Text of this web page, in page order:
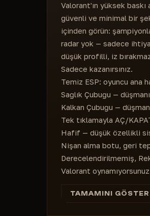
Valorant'ın yüksek
güvenli ve minimal bir
içinden görün:
radar yok — sadece
düşük profilli, iz
Sadece kazanırsınız.
Temiz ESP: oyuncu ana
Sağlık Çubuğu —
Kalkan Çubuğu —
Tek tıklamayla AÇ/
Hafif — düşük özellikli
Nişan alma botu, geri
Derecelendirilmemiş,
Valorant
TAMAMINI GÖSTER